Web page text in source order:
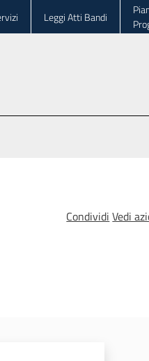
Leggi Atti Bandi
Condividi Vedi